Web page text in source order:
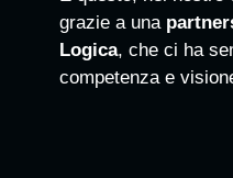
grazie a una
Logica, che ci ha
competenza e